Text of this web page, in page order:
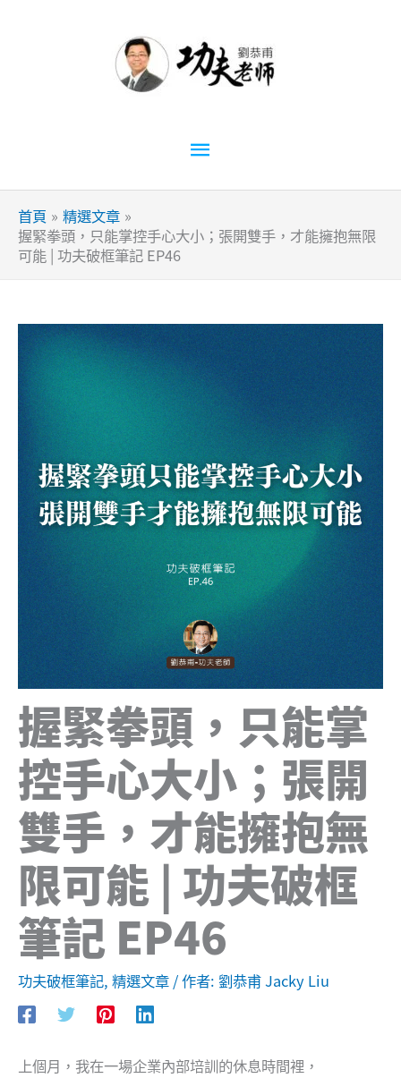
主
要
選
首頁
精選文章
握緊拳頭，只能掌控手心大小；張開雙手，才能擁抱無限
可能 | 功夫破框筆記 EP46
握緊拳頭，只能掌
控手心大小；張開
雙手，才能擁抱無
限可能 | 功夫破框
筆記 EP46
功夫破框筆記, 精選文章 / 作者: 劉恭甫 Jacky Liu
上個月，我在一場企業內部培訓的休息時間裡，